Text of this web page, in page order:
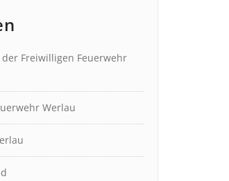
Freiwilligen Feuerwehr
Werlau